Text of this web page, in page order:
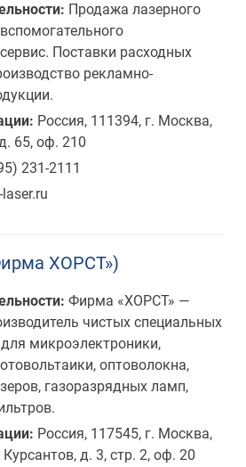
Продажа лазерного
Поставки расходных
рекламно-
Россия, 111394, г. Москва,
65, оф. 210
231-2111
ХОРСТ»)
Фирма «ХОРСТ» —
чистых специальных
микроэлектроники,
оптоволокна,
газоразрядных ламп,
Россия, 117545, г. Москва,
д. 3, стр. 2, оф. 20